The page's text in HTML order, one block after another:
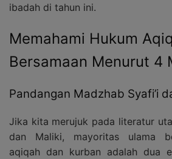
ibadah di tahun ini.
Memahami Hukum
Bersamaan Menurut 4
Pandangan Madzhab Syafi’i
Jika kita merujuk pada literatur
dan Maliki, mayoritas ulama
aqiqah dan kurban adalah dua